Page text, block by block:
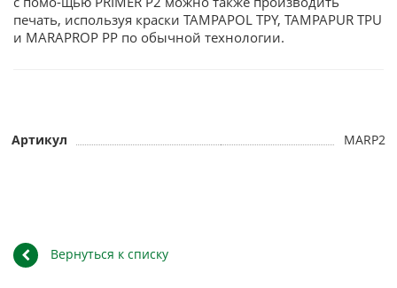
печать, используя краски TAMPAPOL TPY, TAMPAPUR TPU
и MARAPROP PP по обычной технологии.
Артикул MARP2
Вернуться к списку